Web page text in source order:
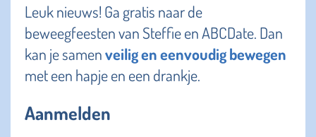
Leuk nieuws! Ga gratis naar de
beweegfeesten van Steffie en ABCDate. Dan
kan je samenveilig en eenvoudig bewegen
met een hapje en een drankje.
Aanmelden